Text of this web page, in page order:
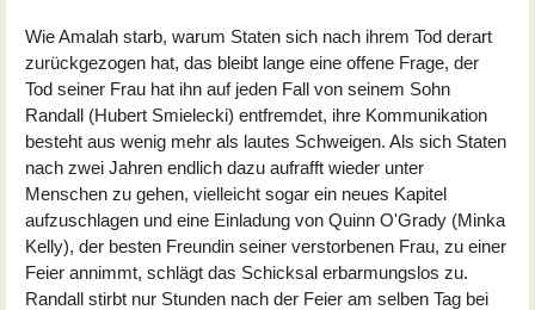
Wie Amalah starb, warum Staten sich nach ihrem Tod derart
zurückgezogen hat, das bleibt lange eine offene Frage, der
Tod seiner Frau hat ihn auf jeden Fall von seinem Sohn
Randall (Hubert Smielecki) entfremdet, ihre Kommunikation
besteht aus wenig mehr als lautes Schweigen. Als sich Staten
nach zwei Jahren endlich dazu aufrafft wieder unter
Menschen zu gehen, vielleicht sogar ein neues Kapitel
aufzuschlagen und eine Einladung von Quinn O'Grady (Minka
Kelly), der besten Freundin seiner verstorbenen Frau, zu einer
Feier annimmt, schlägt das Schicksal erbarmungslos zu.
Randall stirbt nur Stunden nach der Feier am selben Tag bei